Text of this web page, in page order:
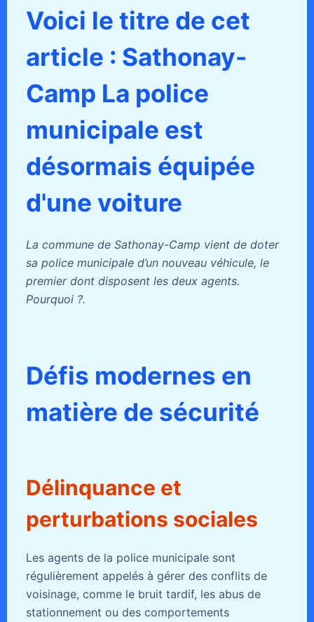
Voici le titre de cet
article : Sathonay-
Camp La police
municipale est
désormais équipée
d'une voiture
La commune de Sathonay-Camp vient de doter
sa police municipale d’un nouveau véhicule, le
premier dont disposent les deux agents.
Pourquoi ?.
Défis modernes en
matière de sécurité
Délinquance et
perturbations sociales
Les agents de la police municipale sont
régulièrement appelés à gérer des conflits de
voisinage, comme le bruit tardif, les abus de
stationnement ou des comportements